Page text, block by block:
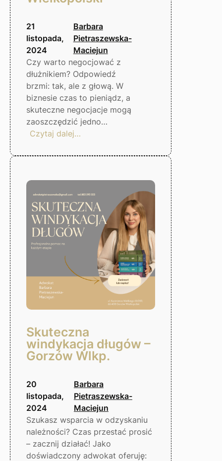
21
listopada,
2024
Barbara
Pietraszewska-
Maciejun
Czy warto negocjować z
dłużnikiem? Odpowiedź
brzmi: tak, ale z głową. W
biznesie czas to pieniądz, a
skuteczne negocjacje mogą
zaoszczędzić jedno…
Czytaj dalej…
z
–
czy
warto?
Gorzów
Wielkopolski
Skuteczna
windykacja długów –
Gorzów Wlkp.
20
listopada,
2024
Barbara
Pietraszewska-
Maciejun
Szukasz wsparcia w odzyskaniu
należności? Czas przestać prosić
– zacznij działać! Jako
doświadczony adwokat oferuję: